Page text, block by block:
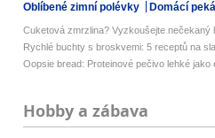
Oblíbené zimní polévky Domácí
Cuketová zmrzlina? Vyzkoušejte nečekaný
Rychlé buchty s broskvemi: 5 receptů na
Oopsie bread: Proteinové pečivo lehké jako
Hobby a zábava